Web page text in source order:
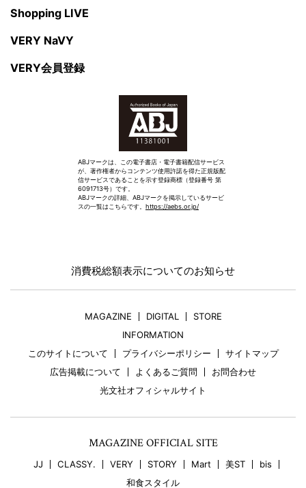
Shopping LIVE
VERY NaVY
VERY会員登録
ABJマークは、この電子書店・電子書籍配信サービス
が、著作権者からコンテンツ使用許諾を得た正規版配
信サービスであることを示す登録商標（登録番号 第
6091713号）です。
ABJマークの詳細、ABJマークを掲示しているサービ
スの一覧はこちらです。 https://aebs.or.jp/
消費税総額表示についてのお知らせ
MAGAZINE DIGITAL
STORE
INFORMATION
このサイトについて
プライバシーポリシー
サイトマップ
広告掲載について
よくあるご質問
お問合わせ
光文社オフィシャルサイト
MAGAZINE OFFICIAL SITE
JJ CLASSY. VERY STORY Mart 美ST
bis
和食スタイル